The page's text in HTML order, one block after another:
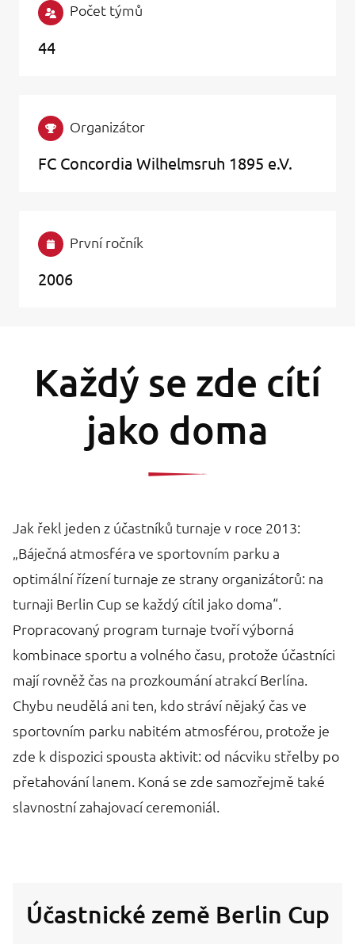
Počet týmů
44
Organizátor
FC Concordia Wilhelmsruh 1895 e.V.
První ročník
2006
Každý se zde cítí
jako doma
Jak řekl jeden z účastníků turnaje v roce 2013:
„Báječná atmosféra ve sportovním parku a
optimální řízení turnaje ze strany organizátorů: na
turnaji Berlin Cup se každý cítil jako doma“.
Propracovaný program turnaje tvoří výborná
kombinace sportu a volného času, protože účastníci
mají rovněž čas na prozkoumání atrakcí Berlína.
Chybu neudělá ani ten, kdo stráví nějaký čas ve
sportovním parku nabitém atmosférou, protože je
zde k dispozici spousta aktivit: od nácviku střelby po
přetahování lanem. Koná se zde samozřejmě také
slavnostní zahajovací ceremoniál.
Účastnické země Berlin Cup